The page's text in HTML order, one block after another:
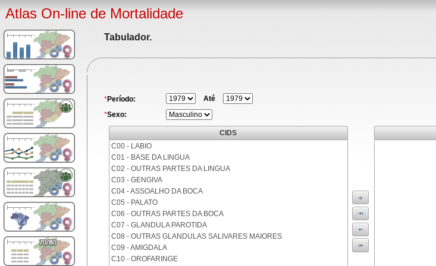
Atlas On-line de Mortalidade
Tabulador.
*Período:
Até
*Sexo:
CIDS
C00 - LABIO
C01 - BASE DA LINGUA
C02 - OUTRAS PARTES DA LINGUA
C03 - GENGIVA
C04 - ASSOALHO DA BOCA
C05 - PALATO
C06 - OUTRAS PARTES DA BOCA
C07 - GLANDULA PAROTIDA
C08 - OUTRAS GLANDULAS SALIVARES MAIORES
C09 - AMIGDALA
C10 - OROFARINGE